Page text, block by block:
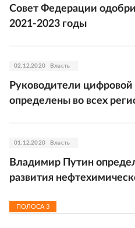
Совет Федерации
2021-2023 годы
02.12.2020 Власть
Руководители
определены во всех
01.12.2020 Власть
Владимир Путин
развития
ПОЛОСА 3